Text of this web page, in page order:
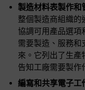
製造材料表製作和
整個製造商組織的
協調可用產品選項
需要製造、服務和
來。它列出了生產
告知工廠需要製作
編寫和共享電子工